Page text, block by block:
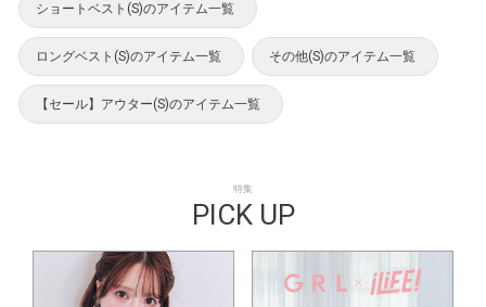
ショートベスト(S)のアイテム一覧
ロングベスト(S)のアイテム一覧 その他(S)のアイテム一覧
【セール】アウター(S)のアイテム一覧
特集
PICK UP